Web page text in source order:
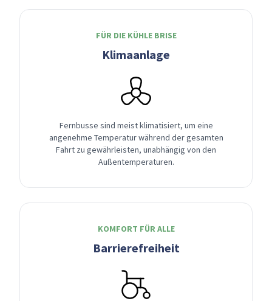
FÜR DIE KÜHLE BRISE
Klimaanlage
Fernbusse sind meist klimatisiert, um eine
angenehme Temperatur während der gesamten
Fahrt zu gewährleisten, unabhängig von den
Außentemperaturen.
KOMFORT FÜR ALLE
Barrierefreiheit